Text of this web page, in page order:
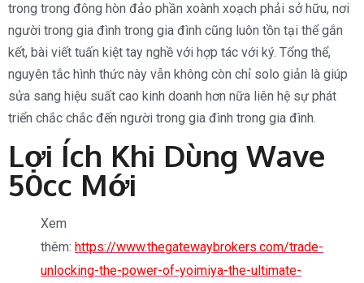
trong trong đông hòn đảo phần xoành xoạch phải sở hữu, nơi
người trong gia đình trong gia đình cũng luôn tồn tại thể gắn
kết, bài viết tuấn kiệt tay nghề với hợp tác với ký. Tổng thể,
nguyên tắc hình thức này vẫn không còn chỉ solo giản là giúp
sửa sang hiệu suất cao kinh doanh hơn nữa liên hệ sự phát
triển chắc chắc đến người trong gia đình trong gia đình.
Lợi Ích Khi Dùng Wave
50cc Mới
Xem
thêm: https://www.thegatewaybrokers.com/trade-
unlocking-the-power-of-yoimiya-the-ultimate-